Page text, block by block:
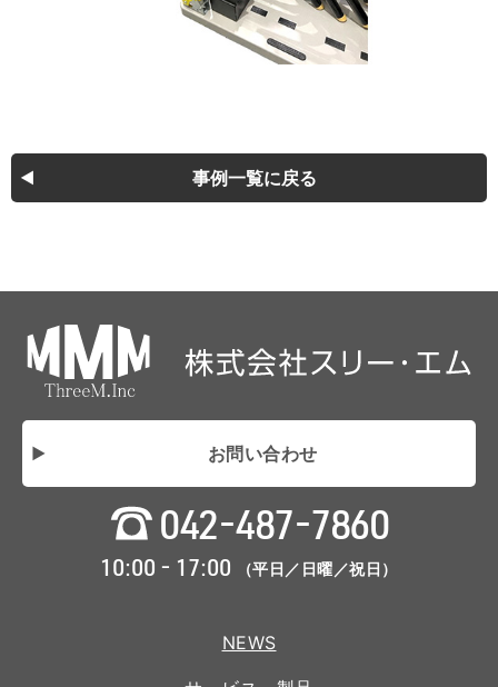
事例一覧に戻る
お問い合わせ
042-487-7860
10:00 - 17:00 （平日／日曜／祝日）
NEWS